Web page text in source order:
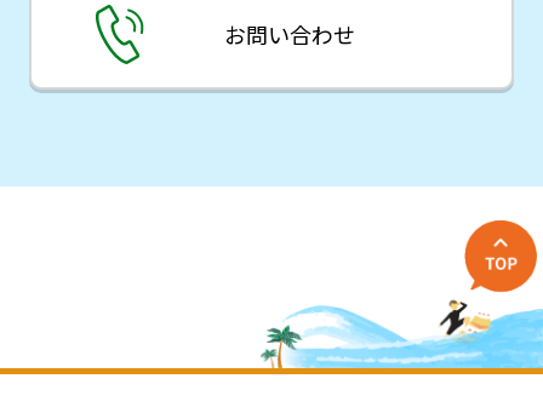
お問い合わせ